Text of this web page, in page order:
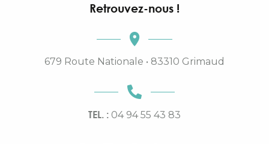
Retrouvez-nous !
679 Route Nationale • 83310 Grimaud
TEL. : 04 94 55 43 83